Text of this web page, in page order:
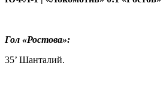
Гол «Ростова»:
35’ Шанталий.